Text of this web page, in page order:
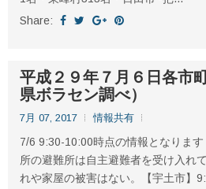
Share:
平成２９年７月６日各市
県ボラセン調べ）
7月 07, 2017 情報共有
7/6 9:30-10:00時点の情報となりま
所の避難所は自主避難者を受け入れ
れや家屋の被害はない。【宇土市